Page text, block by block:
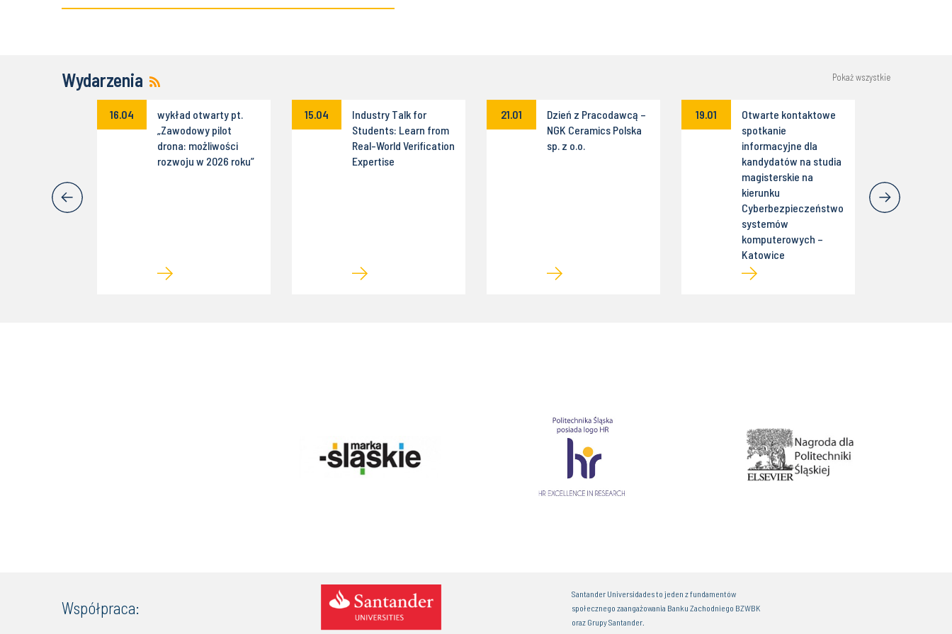
Wydarzenia Pokaż wszystkie
16.04
wykład otwarty pt.
„Zawodowy pilot
drona: możliwości
rozwoju w 2026 roku”
15.04
Industry Talk for
Students: Learn from
Real-World Verification
Expertise
21.01
Dzień z Pracodawcą –
NGK Ceramics Polska
sp. z o.o.
19.01
Otwarte kontaktowe
spotkanie
informacyjne dla
kandydatów na studia
magisterskie na
kierunku
Cyberbezpieczeństwo
systemów
komputerowych –
Katowice
w
Współpraca:
Santander Universidades to jeden z fundamentów
społecznego zaangażowania Banku Zachodniego BZWBK
oraz Grupy Santander.